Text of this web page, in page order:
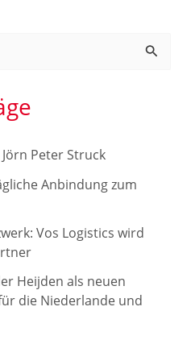
Peter Struck
Anbindung zum
Vos Logistics wird
Heijden als neuen
die Niederlande und